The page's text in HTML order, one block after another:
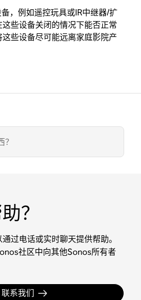
，例如遥控玩具或IR中继器/扩
些设备关闭的情况下能否正常
些设备尽可能远离家庭影院产
？
过电话或实时聊天提供帮助。
社区中向其他Sonos所有者
联系我们